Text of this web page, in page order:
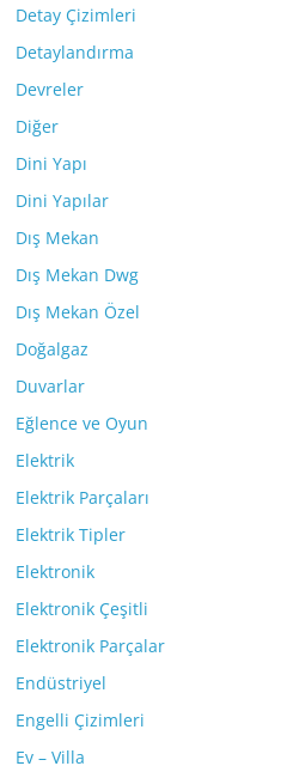
Detay Çizimleri
Detaylandırma
Devreler
Diğer
Dini Yapı
Dini Yapılar
Dış Mekan
Dış Mekan Dwg
Dış Mekan Özel
Doğalgaz
Duvarlar
Eğlence ve Oyun
Elektrik
Elektrik Parçaları
Elektrik Tipler
Elektronik
Elektronik Çeşitli
Elektronik Parçalar
Endüstriyel
Engelli Çizimleri
Ev – Villa